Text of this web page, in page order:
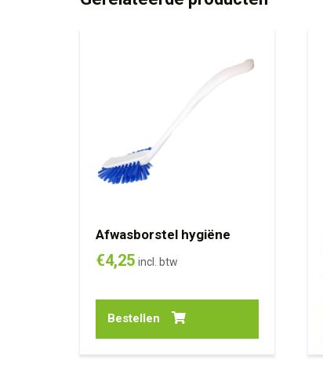
Afwasborstel hygiëne
€4,25 incl. btw
Bestellen